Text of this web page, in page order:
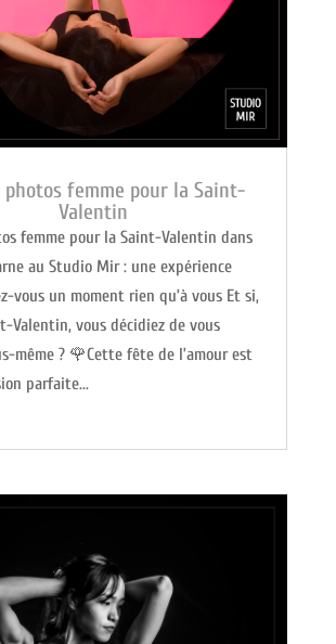
photos femme pour la Saint-
Valentin
femme pour la Saint-Valentin dans
au Studio Mir : une expérience
vous un moment rien qu’à vous Et si,
Valentin, vous décidiez de vous
même ? 🌹Cette fête de l’amour est
parfaite...